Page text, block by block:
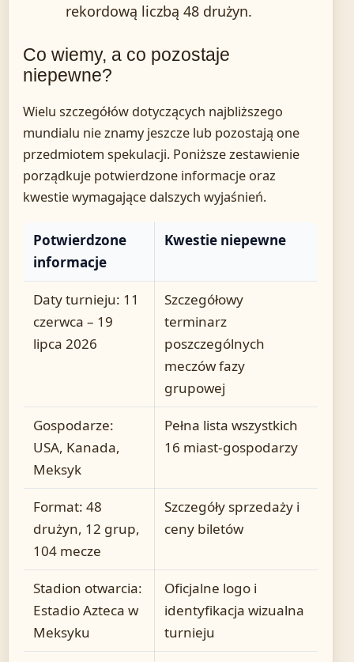
rekordową liczbą 48 drużyn.
Co wiemy, a co pozostaje
niepewne?
Wielu szczegółów dotyczących najbliższego
mundialu nie znamy jeszcze lub pozostają one
przedmiotem spekulacji. Poniższe zestawienie
porządkuje potwierdzone informacje oraz
kwestie wymagające dalszych wyjaśnień.
Potwierdzone
informacje
Kwestie niepewne
Daty turnieju: 11
czerwca – 19
lipca 2026
Szczegółowy
terminarz
poszczególnych
meczów fazy
grupowej
Gospodarze:
USA, Kanada,
Meksyk
Pełna lista wszystkich
16 miast-gospodarzy
Format: 48
drużyn, 12 grup,
104 mecze
Szczegóły sprzedaży i
ceny biletów
Stadion otwarcia:
Estadio Azteca w
Meksyku
Oficjalne logo i
identyfikacja wizualna
turnieju